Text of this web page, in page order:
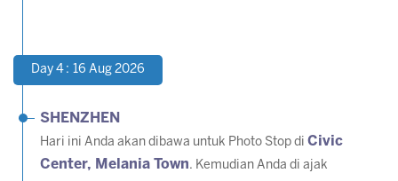
Day 4 : 16 Aug 2026
SHENZHEN
Hari ini Anda akan dibawa untuk Photo Stop di Civic
Center, Melania Town. Kemudian Anda di ajak